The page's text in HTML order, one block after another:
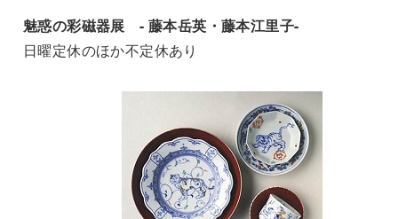
魅惑の彩磁器展 - 藤本岳英・藤本江里子-
日曜定休のほか不定休あり